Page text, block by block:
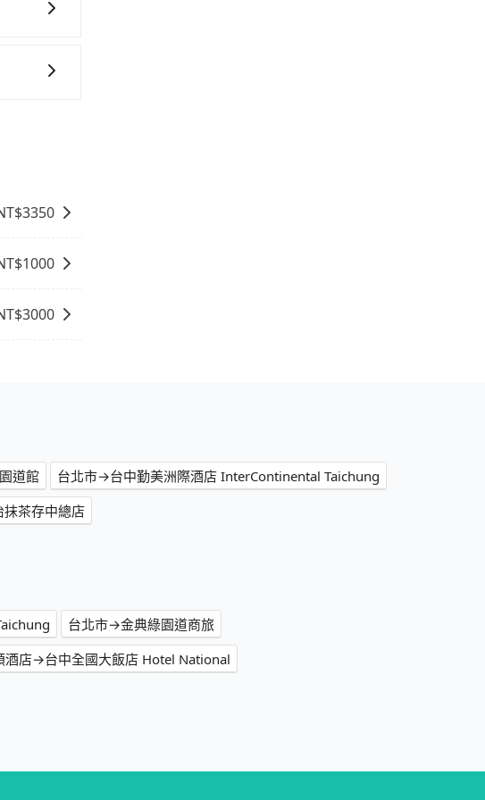
可參考
一次租
絕無隱藏
且符合相
較高，車
3350
1000
3000
道館
台北市→台中勤美洲際酒店 InterContinental Taichung
茶存中總店
台北市→金典綠園道商旅
酒店→台中全國大飯店 Hotel National